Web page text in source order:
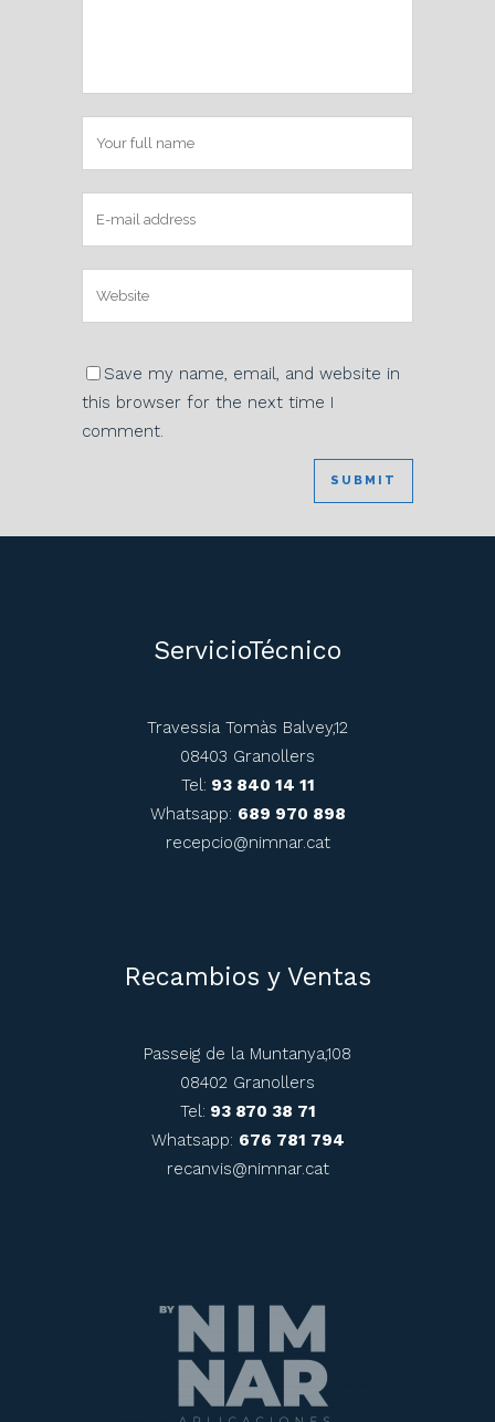
Save my name, email, and website in
this browser for the next time I
comment.
ServicioTécnico
Travessia Tomàs Balvey,12
08403 Granollers
Tel: 93 840 14 11
Whatsapp: 689 970 898
recepcio@nimnar.cat
Recambios y Ventas
Passeig de la Muntanya,108
08402 Granollers
Tel: 93 870 38 71
Whatsapp: 676 781 794
recanvis@nimnar.cat